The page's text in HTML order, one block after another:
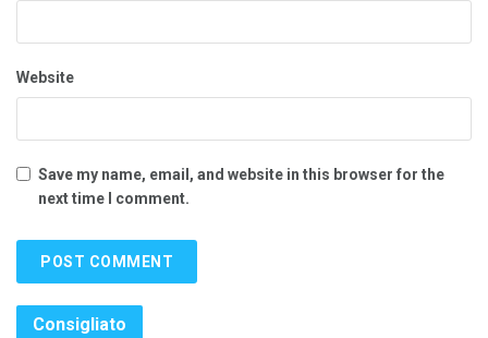
Website
Save my name, email, and website in this browser for the
next time I comment.
Consigliato